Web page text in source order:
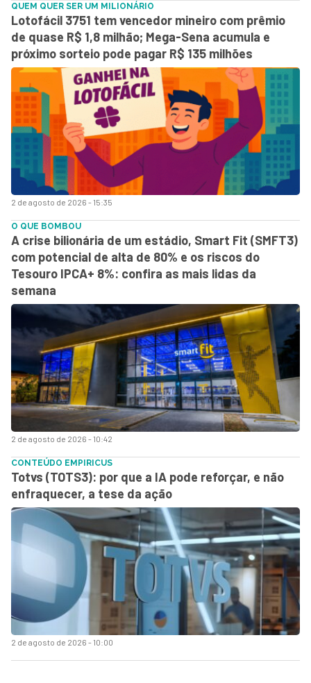
2 de agosto de 2026 - 15:35
QUEM QUER SER UM MILIONÁRIO
Lotofácil 3751 tem vencedor mineiro com prêmio
de quase R$ 1,8 milhão; Mega-Sena acumula e
próximo sorteio pode pagar R$ 135 milhões
2 de agosto de 2026 - 10:42
O QUE BOMBOU
A crise bilionária de um estádio, Smart Fit (SMFT3)
com potencial de alta de 80% e os riscos do
Tesouro IPCA+ 8%: confira as mais lidas da
semana
2 de agosto de 2026 - 10:00
CONTEÚDO EMPIRICUS
Totvs (TOTS3): por que a IA pode reforçar, e não
enfraquecer, a tese da ação